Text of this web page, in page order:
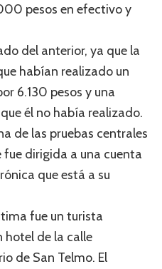
pesos en efectivo y
del anterior, ya que la
habían realizado un
6.130 pesos y una
él no había realizado.
de las pruebas centrales
dirigida a una cuenta
que está a su
fue un turista
hotel de la calle
de San Telmo. El